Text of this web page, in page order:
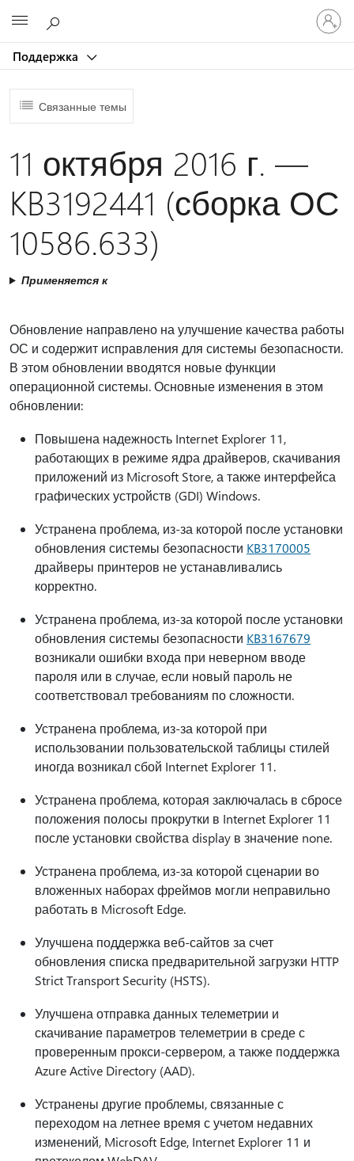
Поддержка
Связанные темы
11 октября 2016 г. —
KB3192441 (сборка ОС
10586.633)
Применяется к
Обновление направлено на улучшение качества работы
ОС и содержит исправления для системы безопасности.
В этом обновлении вводятся новые функции
операционной системы. Основные изменения в этом
обновлении:
Повышена надежность Internet Explorer 11,
работающих в режиме ядра драйверов, скачивания
приложений из Microsoft Store, а также интерфейса
графических устройств (GDI) Windows.
Устранена проблема, из-за которой после установки
обновления системы безопасности KB3170005
драйверы принтеров не устанавливались
корректно.
Устранена проблема, из-за которой после установки
обновления системы безопасности KB3167679
возникали ошибки входа при неверном вводе
пароля или в случае, если новый пароль не
соответствовал требованиям по сложности.
Устранена проблема, из-за которой при
использовании пользовательской таблицы стилей
иногда возникал сбой Internet Explorer 11.
Устранена проблема, которая заключалась в сбросе
положения полосы прокрутки в Internet Explorer 11
после установки свойства display в значение none.
Устранена проблема, из-за которой сценарии во
вложенных наборах фреймов могли неправильно
работать в Microsoft Edge.
Улучшена поддержка веб-сайтов за счет
обновления списка предварительной загрузки HTTP
Strict Transport Security (HSTS).
Улучшена отправка данных телеметрии и
скачивание параметров телеметрии в среде с
проверенным прокси-сервером, а также поддержка
Azure Active Directory (AAD).
Устранены другие проблемы, связанные с
переходом на летнее время с учетом недавних
изменений, Microsoft Edge, Internet Explorer 11 и